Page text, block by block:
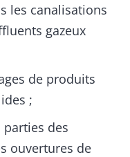
les canalisations
gazeux
de produits
;
des
ouvertures de